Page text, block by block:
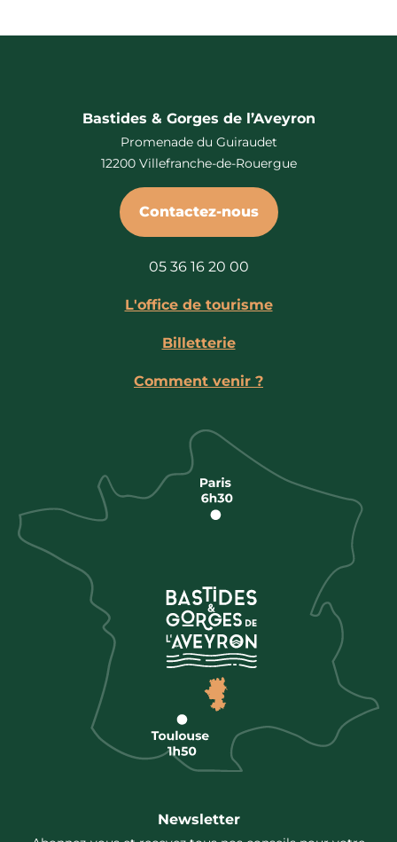
Bastides & Gorges de l’Aveyron
Promenade du Guiraudet
12200 Villefranche-de-Rouergue
Contactez-nous
05 36 16 20 00
L'office de tourisme
Billetterie
Comment venir ?
Newsletter